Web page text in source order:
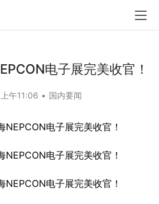
电子展完美收官！
午11:06 • 国内要闻